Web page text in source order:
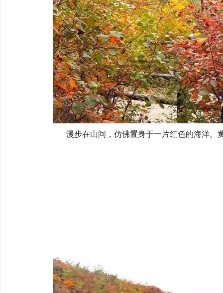
漫步在山间，仿佛置身于一片红色的海洋